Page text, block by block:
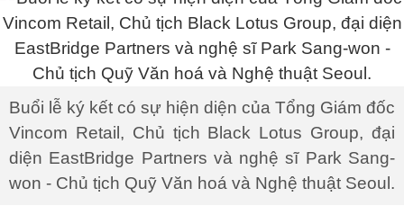
Buổi lễ ký kết có sự hiện diện của Tổng Giám đốc
Vincom Retail, Chủ tịch Black Lotus Group, đại
diện EastBridge Partners và nghệ sĩ Park Sang-
won - Chủ tịch Quỹ Văn hoá và Nghệ thuật Seoul.